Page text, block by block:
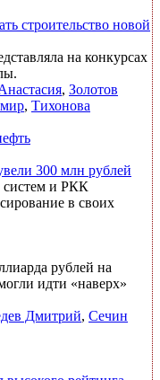
строительство новой
на конкурсах
, Золотов
, Тихонова
300 млн рублей
систем и РКК
в своих
рублей на
идти «наверх»
Дмитрий, Сечин